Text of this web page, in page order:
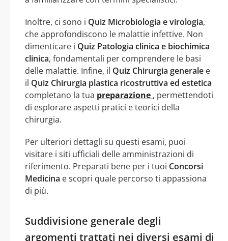
Inoltre, ci sono i Quiz Microbiologia e virologia,
che approfondiscono le malattie infettive. Non
dimenticare i Quiz Patologia clinica e biochimica
clinica, fondamentali per comprendere le basi
delle malattie. Infine, il Quiz Chirurgia generale e
il Quiz Chirurgia plastica ricostruttiva ed estetica
completano la tua preparazione , permettendoti
di esplorare aspetti pratici e teorici della
chirurgia.
Per ulteriori dettagli su questi esami, puoi
visitare i siti ufficiali delle amministrazioni di
riferimento. Preparati bene per i tuoi Concorsi
Medicina e scopri quale percorso ti appassiona
di più.
Suddivisione generale degli
argomenti trattati nei diversi esami di